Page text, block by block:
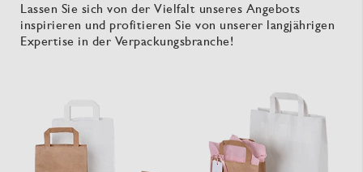
Lassen Sie sich von der Vielfalt unseres Angebots
inspirieren und profitieren Sie von unserer langjährigen
Expertise in der Verpackungsbranche!